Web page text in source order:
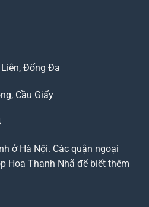
Đống Đa
Cầu Giấy
ở Hà Nội. Các quận ngoại
Hoa Thanh Nhã để biết thêm